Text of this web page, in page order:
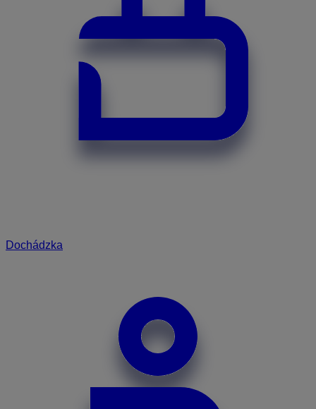
Dochádzka